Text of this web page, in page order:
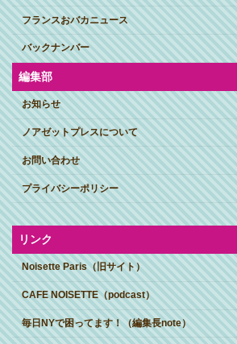
フランスおバカニュース
バックナンバー
編集部
お知らせ
ノアゼットプレスについて
お問い合わせ
プライバシーポリシー
リンク
Noisette Paris（旧サイト）
CAFE NOISETTE（podcast）
毎日NYで困ってます！（編集長note）